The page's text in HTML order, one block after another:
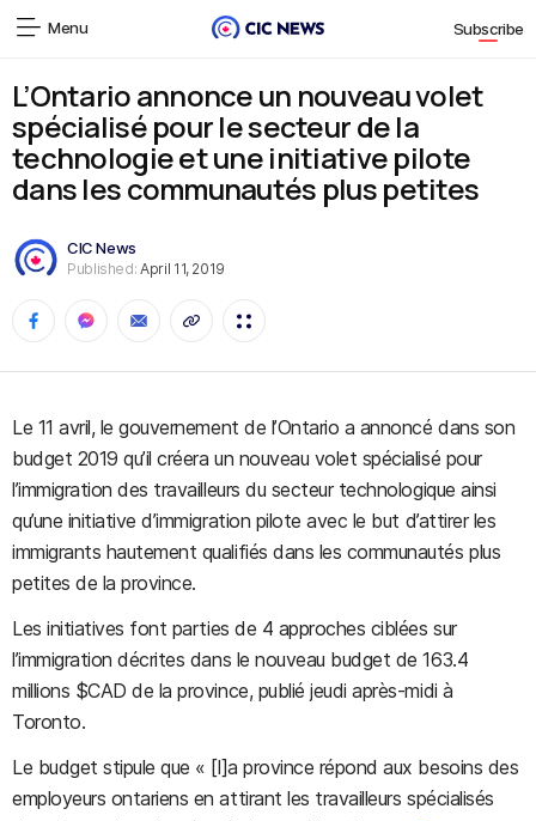
Menu Subscribe
L’Ontario annonce un nouveau volet
spécialisé pour le secteur de la
technologie et une initiative pilote
dans les communautés plus petites
CIC News
Published: April 11, 2019
Le 11 avril, le gouvernement de l’Ontario a annoncé dans son
budget 2019 qu’il créera un nouveau volet spécialisé pour
l’immigration des travailleurs du secteur technologique ainsi
qu’une initiative d’immigration pilote avec le but d’attirer les
immigrants hautement qualifiés dans les communautés plus
petites de la province.
Les initiatives font parties de 4 approches ciblées sur
l’immigration décrites dans le nouveau budget de 163.4
millions $CAD de la province, publié jeudi après-midi à
Toronto.
Le budget stipule que « [l]a province répond aux besoins des
employeurs ontariens en attirant les travailleurs spécialisés